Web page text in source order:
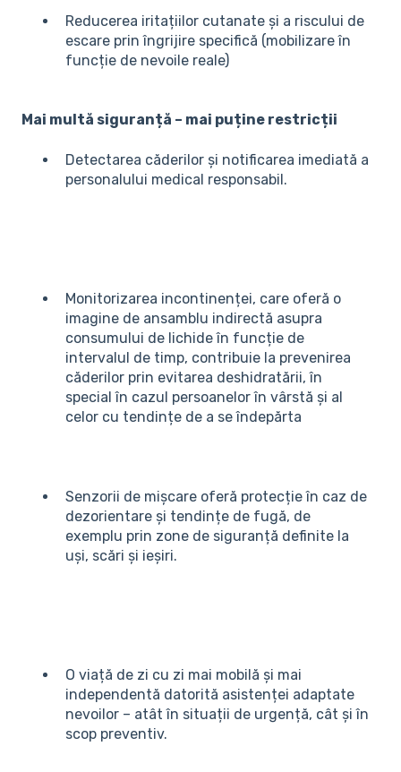
Reducerea iritațiilor cutanate și a riscului de
escare prin îngrijire specifică (mobilizare în
funcție de nevoile reale)
Mai multă siguranță – mai puține restricții
Detectarea căderilor și notificarea imediată a
personalului medical responsabil.
Monitorizarea incontinenței, care oferă o
imagine de ansamblu indirectă asupra
consumului de lichide în funcție de
intervalul de timp, contribuie la prevenirea
căderilor prin evitarea deshidratării, în
special în cazul persoanelor în vârstă și al
celor cu tendințe de a se îndepărta
Senzorii de mișcare oferă protecție în caz de
dezorientare și tendințe de fugă, de
exemplu prin zone de siguranță definite la
uși, scări și ieșiri.
O viață de zi cu zi mai mobilă și mai
independentă datorită asistenței adaptate
nevoilor – atât în situații de urgență, cât și în
scop preventiv.